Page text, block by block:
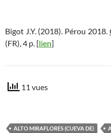
Bigot J.Y. (2018). Pérou 2018.
(FR), 4 p. [lien]
11 vues
ALTO MIRAFLORES (CUEVA DE)